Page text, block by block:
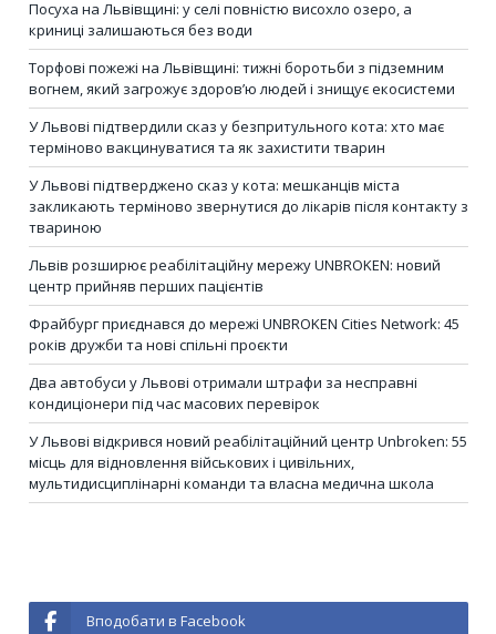
Посуха на Львівщині: у селі повністю висохло озеро, а
криниці залишаються без води
Торфові пожежі на Львівщині: тижні боротьби з підземним
вогнем, який загрожує здоров’ю людей і знищує екосистеми
У Львові підтвердили сказ у безпритульного кота: хто має
терміново вакцинуватися та як захистити тварин
У Львові підтверджено сказ у кота: мешканців міста
закликають терміново звернутися до лікарів після контакту з
твариною
Львів розширює реабілітаційну мережу UNBROKEN: новий
центр прийняв перших пацієнтів
Фрайбург приєднався до мережі UNBROKEN Cities Network: 45
років дружби та нові спільні проєкти
Два автобуси у Львові отримали штрафи за несправні
кондиціонери під час масових перевірок
У Львові відкрився новий реабілітаційний центр Unbroken: 55
місць для відновлення військових і цивільних,
мультидисциплінарні команди та власна медична школа
Вподобати в Facebook